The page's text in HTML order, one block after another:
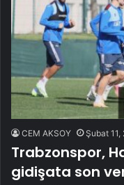
CEM AKSOY Şubat 11,
Trabzonspor,
gidişata son